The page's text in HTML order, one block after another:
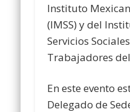
Instituto
(IMSS) y del
Servicios
Trabajadores
En este evento
Delegado de